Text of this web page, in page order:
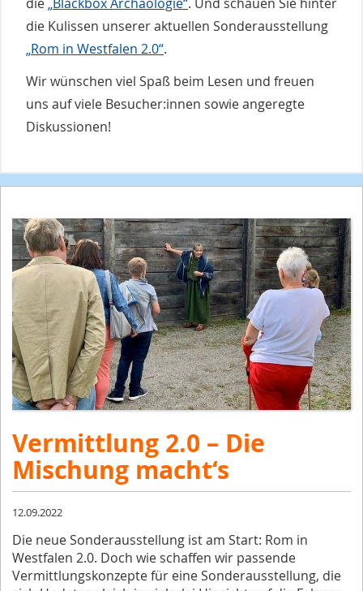
die Kulissen unserer aktuellen Sonderausstellung
„Rom in Westfalen 2.0“.
Wir wünschen viel Spaß beim Lesen und freuen
uns auf viele Besucher:innen sowie angeregte
Diskussionen!
Vermittlung 2.0 – Die
Mischung macht‘s
12.09.2022
Die neue Sonderausstellung ist am Start: Rom in
Westfalen 2.0. Doch wie schaffen wir passende
Vermittlungskonzepte für eine Sonderausstellung, die